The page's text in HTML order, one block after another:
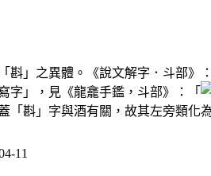
斟」之異體。《說文解字．斗部》
」，見《龍龕手鑑，斗部》：「
「斟」字與酒有關，故其左旁類化
11